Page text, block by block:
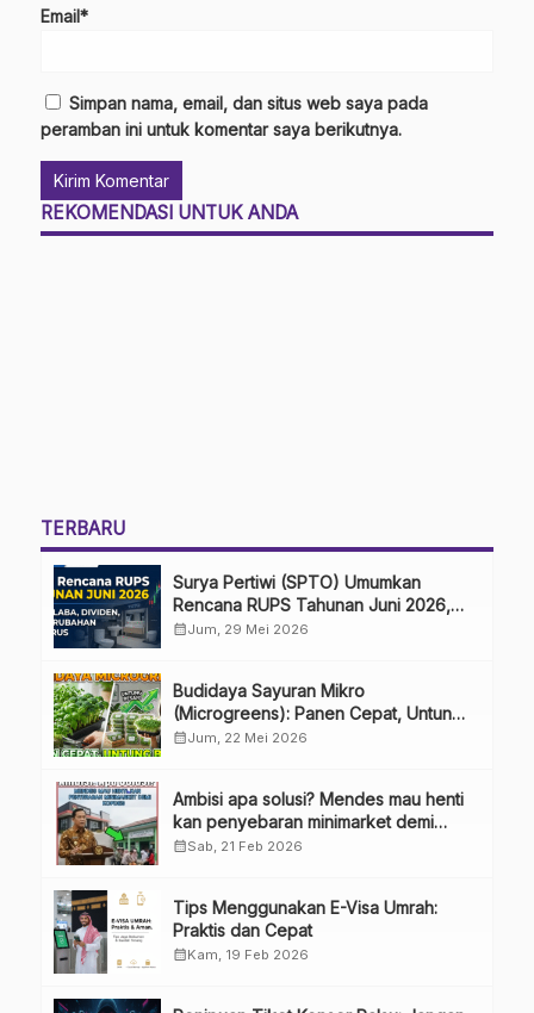
Email*
Simpan nama, email, dan situs web saya pada
peramban ini untuk komentar saya berikutnya.
REKOMENDASI UNTUK ANDA
TERBARU
Surya Pertiwi (SPTO) Umumkan
Rencana RUPS Tahunan Juni 2026,
Bahas Penggunaan Laba Hingga
calendar_monthJum, 29 Mei 2026
Budidaya Sayuran Mikro
(Microgreens): Panen Cepat, Untung
Besar
calendar_monthJum, 22 Mei 2026
Ambisi apa solusi? Mendes mau henti
kan penyebaran minimarket demi
kopdes.
calendar_monthSab, 21 Feb 2026
Tips Menggunakan E-Visa Umrah:
Praktis dan Cepat
calendar_monthKam, 19 Feb 2026